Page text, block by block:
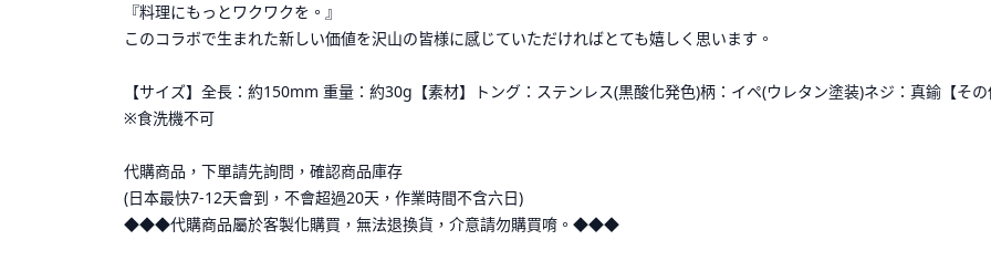
『料理にもっとワクワクを。』
このコラボで生まれた新しい価値を沢山の皆様に感じていただければとても嬉しく思います。
【サイズ】全長：約150mm 重量：約30g【素材】トング：ステンレス(黒酸化発色)柄：イペ(ウレタン塗装)ネジ：真鍮【そ
※食洗機不可
代購商品，下單請先詢問，確認商品庫存
(日本最快7-12天會到，不會超過20天，作業時間不含六日)
◆◆◆代購商品屬於客製化購買，無法退換貨，介意請勿購買唷。◆◆◆